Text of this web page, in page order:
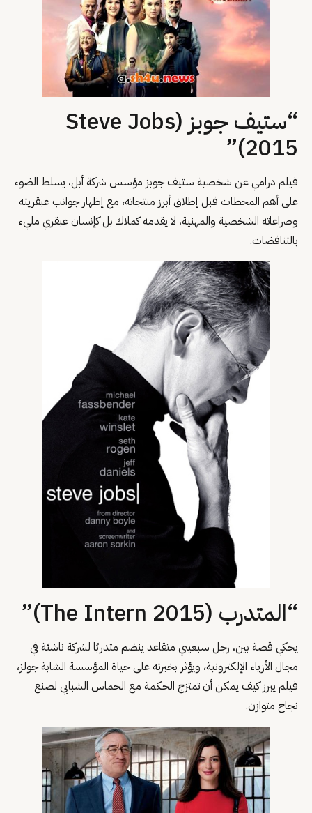
“ستيف جوبز (Steve Jobs
2015)”
فيلم درامي عن شخصية ستيف جوبز مؤسس شركة أبل، يسلط الضوء
على أهم المحطات قبل إطلاق أبرز منتجاته، مع إظهار جوانب عبقريته
وصراعاته الشخصية والمهنية، لا يقدمه كملاك بل كإنسان عبقري مليء
بالتناقضات.
“المتدرب (The Intern 2015)”
يحكي قصة بين، رجل سبعيني متقاعد ينضم متدربًا لشركة ناشئة في
مجال الأزياء الإلكترونية، ويؤثر بخبرته على حياة المؤسسة الشابة جولز،
فيلم يبرز كيف يمكن أن تمتزج الحكمة مع الحماس الشبابي لصنع
نجاح متوازن.